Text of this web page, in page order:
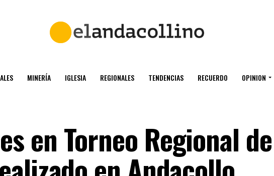
MINERÍA IGLESIA REGIONALES TENDENCIAS RECUERDO OPINION
en Torneo Regional de